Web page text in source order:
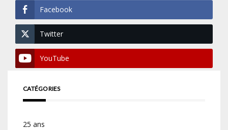
Facebook
Twitter
YouTube
CATÉGORIES
25 ans